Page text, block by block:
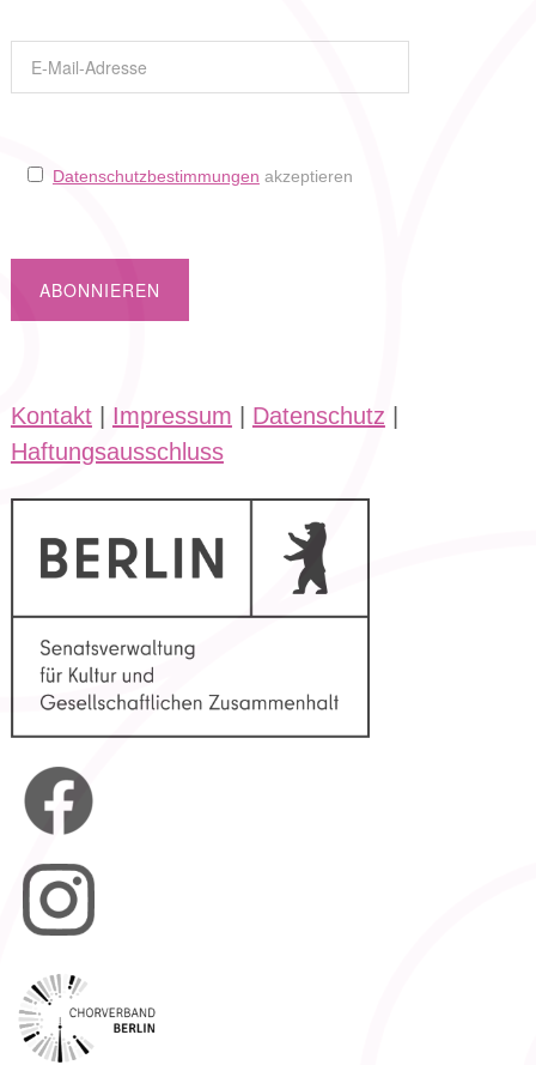
Datenschutzbestimmungen akzeptieren
Kontakt| Impressum Datenschutz
Haftungsausschluss